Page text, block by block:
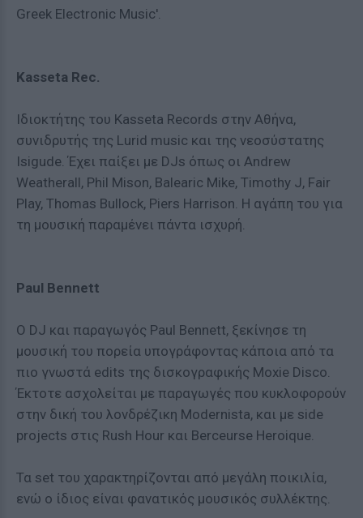
Greek Electronic Music'.
Kasseta Rec.
Ιδιοκτήτης του Kasseta Records στην Αθήνα,
συνιδρυτής της Lurid music και της νεοσύστατης
Isigude. Έχει παίξει με DJs όπως οι Andrew
Weatherall, Phil Mison, Balearic Mike, Timothy J, Fair
Play, Thomas Bullock, Piers Harrison. Η αγάπη του για
τη μουσική παραμένει πάντα ισχυρή.
Paul Bennett
Ο DJ και παραγωγός Paul Bennett, ξεκίνησε τη
μουσική του πορεία υπογράφοντας κάποια από τα
πιο γνωστά edits της δισκογραφικής Moxie Disco.
Έκτοτε ασχολείται με παραγωγές που κυκλοφορούν
στην δική του λονδρέζικη Modernista, και με side
projects στις Rush Hour και Berceurse Heroique.
Τα set του χαρακτηρίζονται από μεγάλη ποικιλία,
ενώ ο ίδιος είναι φανατικός μουσικός συλλέκτης.